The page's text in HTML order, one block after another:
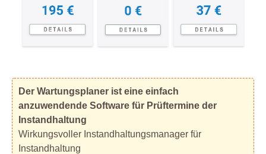
Der Wartungsplaner ist eine einfach
anzuwendende Software für Prüftermine der
Instandhaltung
Wirkungsvoller Instandhaltungsmanager für
Instandhaltung